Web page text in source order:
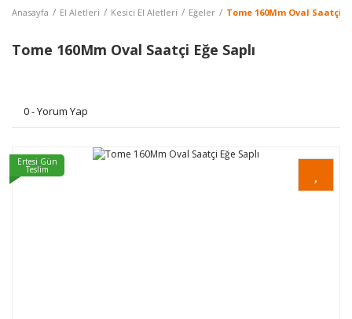
Anasayfa El Aletleri Kesici El Aletleri Eğeler Tome 160Mm Oval Saatçi
Tome 160Mm Oval Saatçi Eğe Saplı
0 - Yorum Yap
Ertesi Gün
Teslim